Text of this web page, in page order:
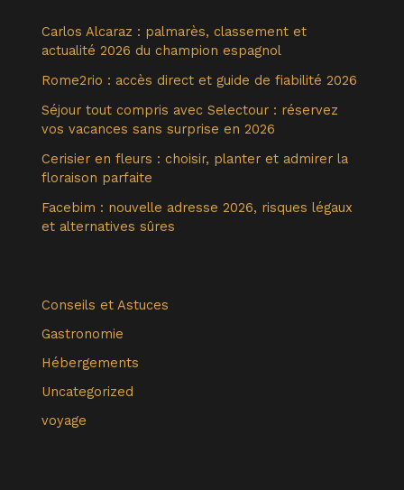
Carlos Alcaraz : palmarès, classement et
actualité 2026 du champion espagnol
Rome2rio : accès direct et guide de fiabilité 2026
Séjour tout compris avec Selectour : réservez
vos vacances sans surprise en 2026
Cerisier en fleurs : choisir, planter et admirer la
floraison parfaite
Facebim : nouvelle adresse 2026, risques légaux
et alternatives sûres
Conseils et Astuces
Gastronomie
Hébergements
Uncategorized
voyage